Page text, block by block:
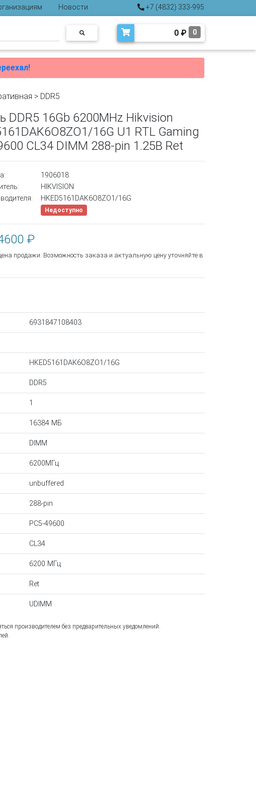
Новости
+7 (4832) 333-995
0 ₽ 0
> DDR5
DDR5 16Gb 6200MHz Hikvision
16G U1 RTL Gaming
CL34 DIMM 288-pin 1.25В Ret
1906018
HIKVISION
HKED5161DAK6O8ZO1/16G
Недоступно
₽
продажи. Возможность заказа и актуальную цену уточняйте в
6931847108403
HKED5161DAK6O8ZO1/16G
DDR5
1
16384 МБ
DIMM
6200МГц
unbuffered
288-pin
PC5-49600
CL34
6200 МГц
Ret
UDIMM
производителем без предварительных уведомлений.